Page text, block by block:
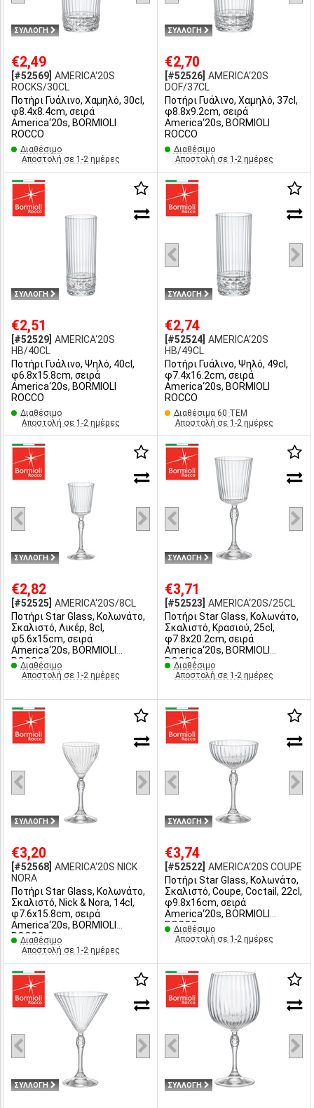
ΣΥΛΛΟΓΗ
€2,49
[#52569] AMERICA‘20S
ROCKS/30CL
Ποτήρι Γυάλινο, Χαμηλό, 30cl,
φ8.4x8.4cm, σειρά
America‘20s, BORMIOLI
ROCCO
Διαθέσιμο
Αποστολή σε 1-2 ημέρες
ΣΥΛΛΟΓΗ
€2,70
[#52526] AMERICA‘20S
DOF/37CL
Ποτήρι Γυάλινο, Χαμηλό, 37cl,
φ8.8x9.2cm, σειρά
America‘20s, BORMIOLI
ROCCO
Διαθέσιμο
Αποστολή σε 1-2 ημέρες
ΣΥΛΛΟΓΗ
€2,51
[#52529] AMERICA‘20S
HB/40CL
Ποτήρι Γυάλινο, Ψηλό, 40cl,
φ6.8x15.8cm, σειρά
America‘20s, BORMIOLI
ROCCO
Διαθέσιμο
Αποστολή σε 1-2 ημέρες
ΣΥΛΛΟΓΗ
€2,74
[#52524] AMERICA‘20S
HB/49CL
Ποτήρι Γυάλινο, Ψηλό, 49cl,
φ7.4x16.2cm, σειρά
America‘20s, BORMIOLI
ROCCO
Διαθέσιμα 60 ΤΕΜ
Αποστολή σε 1-2 ημέρες
ΣΥΛΛΟΓΗ
€2,82
[#52525] AMERICA‘20S/8CL
Ποτήρι Star Glass, Κολωνάτο,
Σκαλιστό, Λικέρ, 8cl,
φ5.6x15cm, σειρά
America‘20s, BORMIOLI
ROCCO
Διαθέσιμο
Αποστολή σε 1-2 ημέρες
ΣΥΛΛΟΓΗ
€3,71
[#52523] AMERICA‘20S/25CL
Ποτήρι Star Glass, Κολωνάτο,
Σκαλιστό, Κρασιού, 25cl,
φ7.8x20.2cm, σειρά
America‘20s, BORMIOLI
ROCCO
Διαθέσιμο
Αποστολή σε 1-2 ημέρες
ΣΥΛΛΟΓΗ
€3,20
[#52568] AMERICA‘20S NICK
NORA
Ποτήρι Star Glass, Κολωνάτο,
Σκαλιστό, Nick & Nora, 14cl,
φ7.6x15.8cm, σειρά
America‘20s, BORMIOLI
ROCCO
Διαθέσιμο
Αποστολή σε 1-2 ημέρες
ΣΥΛΛΟΓΗ
€3,74
[#52522] AMERICA‘20S COUPE
Ποτήρι Star Glass, Κολωνάτο,
Σκαλιστό, Coupe, Coctail, 22cl,
φ9.8x16cm, σειρά
America‘20s, BORMIOLI
ROCCO
Διαθέσιμο
Αποστολή σε 1-2 ημέρες
ΣΥΛΛΟΓΗ ΣΥΛΛΟΓΗ